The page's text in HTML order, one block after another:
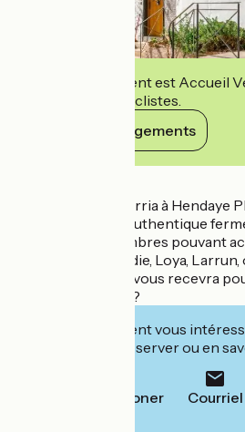
Cet établissement est Accueil
accueillir des cyclistes.
Voir ses engagements
Bienvenue à Aguerria à Hendaye
montagne, cette authentique
dispose de 4 chambres pouvant
personnes. Abbadie, Loya,
de nos chambres vous recevra
séjour à Hendaye ?
Cet établissement vous
leur site pour réserver ou en
Téléphoner Courriel